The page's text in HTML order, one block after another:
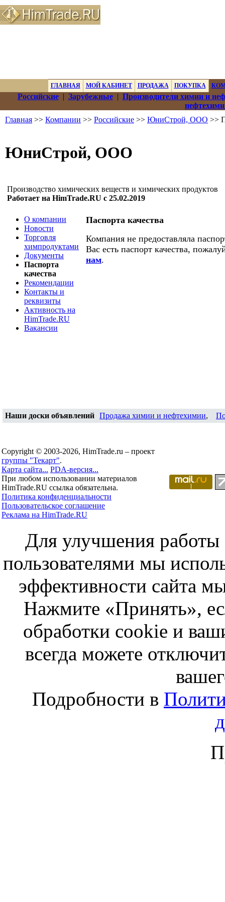
ГЛАВНАЯ МОЙ КАБИНЕТ ПРОДАЖА ПОКУПКА
Российские| Зарубежные| Производители химии и
Главная >> Компании >> Российские >> ЮниСтрой, ООО >>
ЮниСтрой, ООО
Производство химических веществ и химических продуктов
Работает на HimTrade.RU с 25.02.2019
О компании
Новости
Торговля
химпродуктами
Документы
Паспорта
качества
Рекомендации
Контакты и
реквизиты
Активность на
HimTrade.RU
Вакансии
Паспорта качества
Компания не предоставляла
Вас есть паспорт качества,
нам.
Наши доски объявлений Продажа химии и нефтехимии,
Copyright © 2003-2026, HimTrade.ru – проект
группы "Текарт".
Карта сайта... PDA-версия...
При любом использовании материалов
HimTrade.RU ссылка обязательна.
Политика конфиденциальности
Пользовательское соглашение
Реклама на HimTrade.RU
Для улучшения работы
пользователями мы
эффективности сайта
Нажмите «Принять»,
обработки cookie и
всегда можете
Подробности в